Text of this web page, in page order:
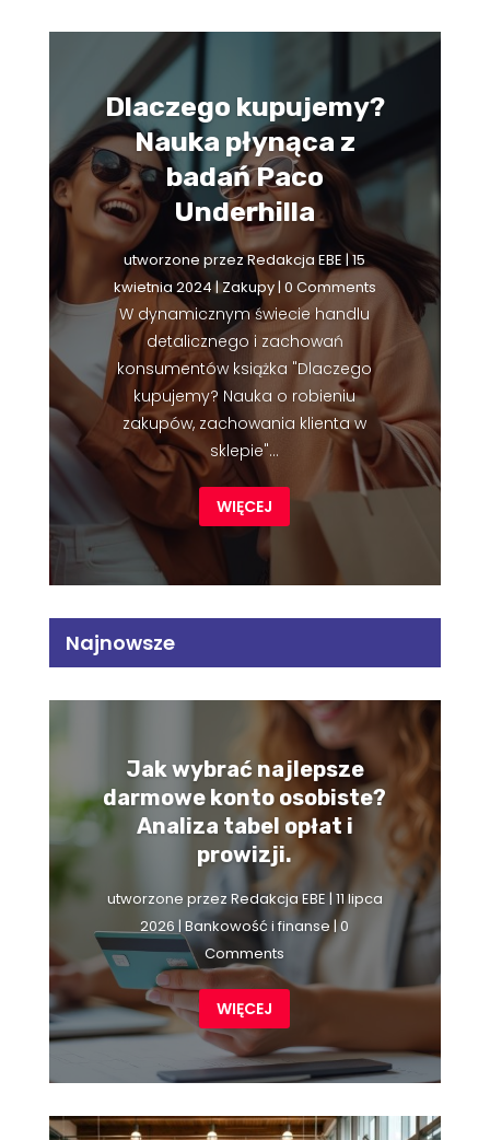
Dlaczego kupujemy?
Nauka płynąca z
badań Paco
Underhilla
utworzone przezRedakcja EBE |15
kwietnia 2024|Zakupy| 0 Comments
W dynamicznym świecie handlu
detalicznego i zachowań
konsumentów książka "Dlaczego
kupujemy? Nauka o robieniu
zakupów, zachowania klienta w
sklepie"...
WIĘCEJ
Najnowsze
Jak wybrać najlepsze
darmowe konto osobiste?
Analiza tabel opłat i
prowizji.
utworzone przezRedakcja EBE | 11 lipca
2026 |Bankowość i finanse | 0
Comments
WIĘCEJ